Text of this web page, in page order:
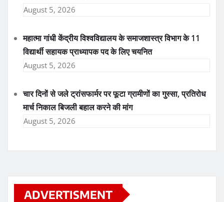
August 5, 2026
महात्मा गांधी केंद्रीय विश्वविद्यालय के समाजशास्त्र विभाग के 11
विद्यार्थी सहायक प्राध्यापक पद के लिए चयनित
August 5, 2026
चार दिनों से जले ट्रांसफार्मर पर फूटा ग्रामीणों का गुस्सा, प्रतिरोध
मार्च निकाल बिजली बहाल करने की मांग
August 5, 2026
ADVERTISMENT